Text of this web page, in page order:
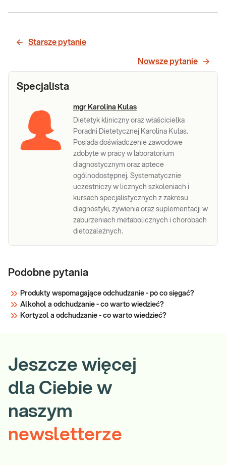
Witamina H
Witamina H. Pomiar stężenia witaminy H
organizmie.
Starsze pytanie
Nowsze pytanie
Specjalista
mgr Karolina Kulas
Dietetyk kliniczny oraz właścicielka
Poradni Dietetycznej Karolina Kulas.
Posiada doświadczenie zawodowe
zdobyte w pracy w laboratorium
diagnostycznym oraz aptece
ogólnodostępnej. Systematycznie
uczestniczy w licznych szkoleniach i
kursach specjalistycznych z zakresu
diagnostyki, żywienia oraz suplementacji w
zaburzeniach metabolicznych i chorobach
dietozależnych.
Podobne pytania
Produkty wspomagające odchudzanie - po co sięgać?
Alkohol a odchudzanie - co warto wiedzieć?
Kortyzol a odchudzanie - co warto wiedzieć?
Jeszcze więcej
dla Ciebie w
naszym
newsletterze